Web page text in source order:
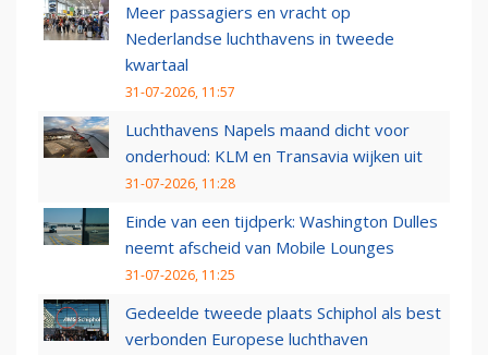
Meer passagiers en vracht op
Nederlandse luchthavens in tweede
kwartaal
31-07-2026, 11:57
Luchthavens Napels maand dicht voor
onderhoud: KLM en Transavia wijken uit
31-07-2026, 11:28
Einde van een tijdperk: Washington Dulles
neemt afscheid van Mobile Lounges
31-07-2026, 11:25
Gedeelde tweede plaats Schiphol als best
verbonden Europese luchthaven